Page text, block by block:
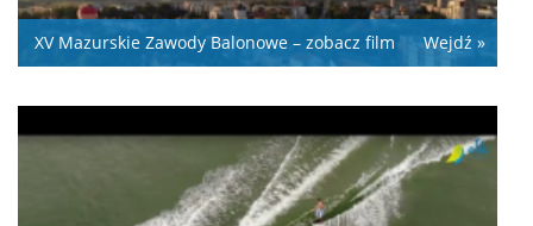
XV Mazurskie Zawody Balonowe – zobacz film Wejdź »